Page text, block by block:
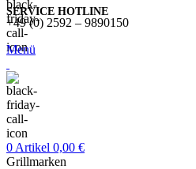
SERVICE HOTLINE
+49 (0) 2592 – 9890150
Menü
0 Artikel 0,00 €
Grillmarken